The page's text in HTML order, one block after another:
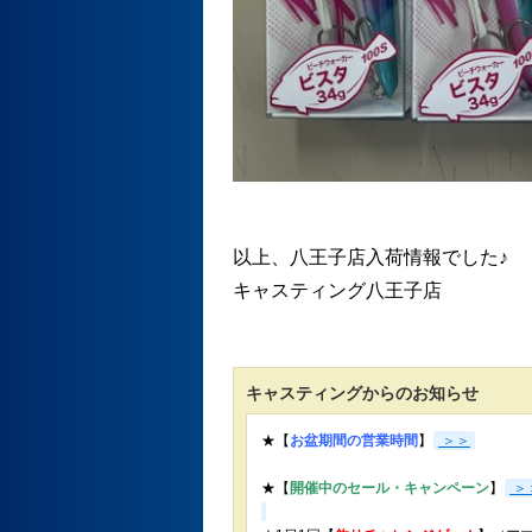
以上、八王子店入荷情報でした♪
キャスティング八王子店
キャスティングからのお知らせ
★【 お盆期間の営業時間 】 ＞＞
★【 開催中のセール・キャンペーン】 ＞